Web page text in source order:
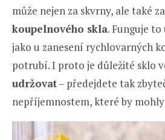
může nejen za skvrny, ale také za
koupelnového skla. Funguje
jako u zanesení rychlovarných
potrubí. I proto je důležité sklo
udržovat– předejdete tak
nepříjemnostem, které by